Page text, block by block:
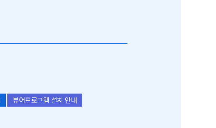
뷰어프로그램 설치 안내